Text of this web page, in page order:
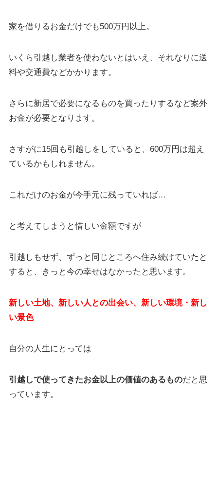
家を借りるお金だけでも500万円以上。
いくら引越し業者を使わないとはいえ、それなりに送
料や交通費などかかります。
さらに新居で必要になるものを買ったりするなど案外
お金が必要となります。
さすがに15回も引越しをしていると、600万円は超え
ているかもしれません。
これだけのお金が今手元に残っていれば…
と考えてしまうと惜しい金額ですが
引越しもせず、ずっと同じところへ住み続けていたと
すると、きっと今の幸せはなかったと思います。
新しい土地、新しい人との出会い、新しい環境・新し
い景色
自分の人生にとっては
引越しで使ってきたお金以上の価値のあるものだと思
っています。